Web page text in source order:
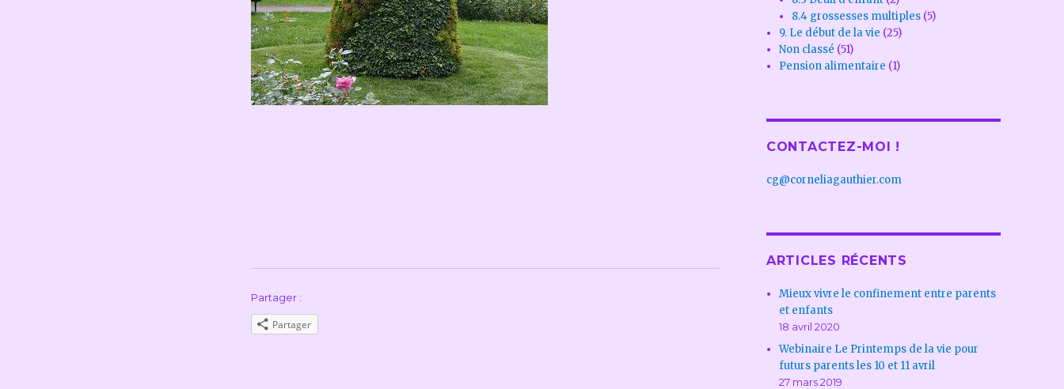
Partager :
Partager
8.4 grossesses multiples (5)
9. Le début de la vie (25)
Non classé (51)
Pension alimentaire (1)
CONTACTEZ-MOI !
cg@corneliagauthier.com
ARTICLES RÉCENTS
Mieux vivre le confinement entre parents
et enfants
18 avril 2020
Webinaire Le Printemps de la vie pour
futurs parents les 10 et 11 avril
27 mars 2019